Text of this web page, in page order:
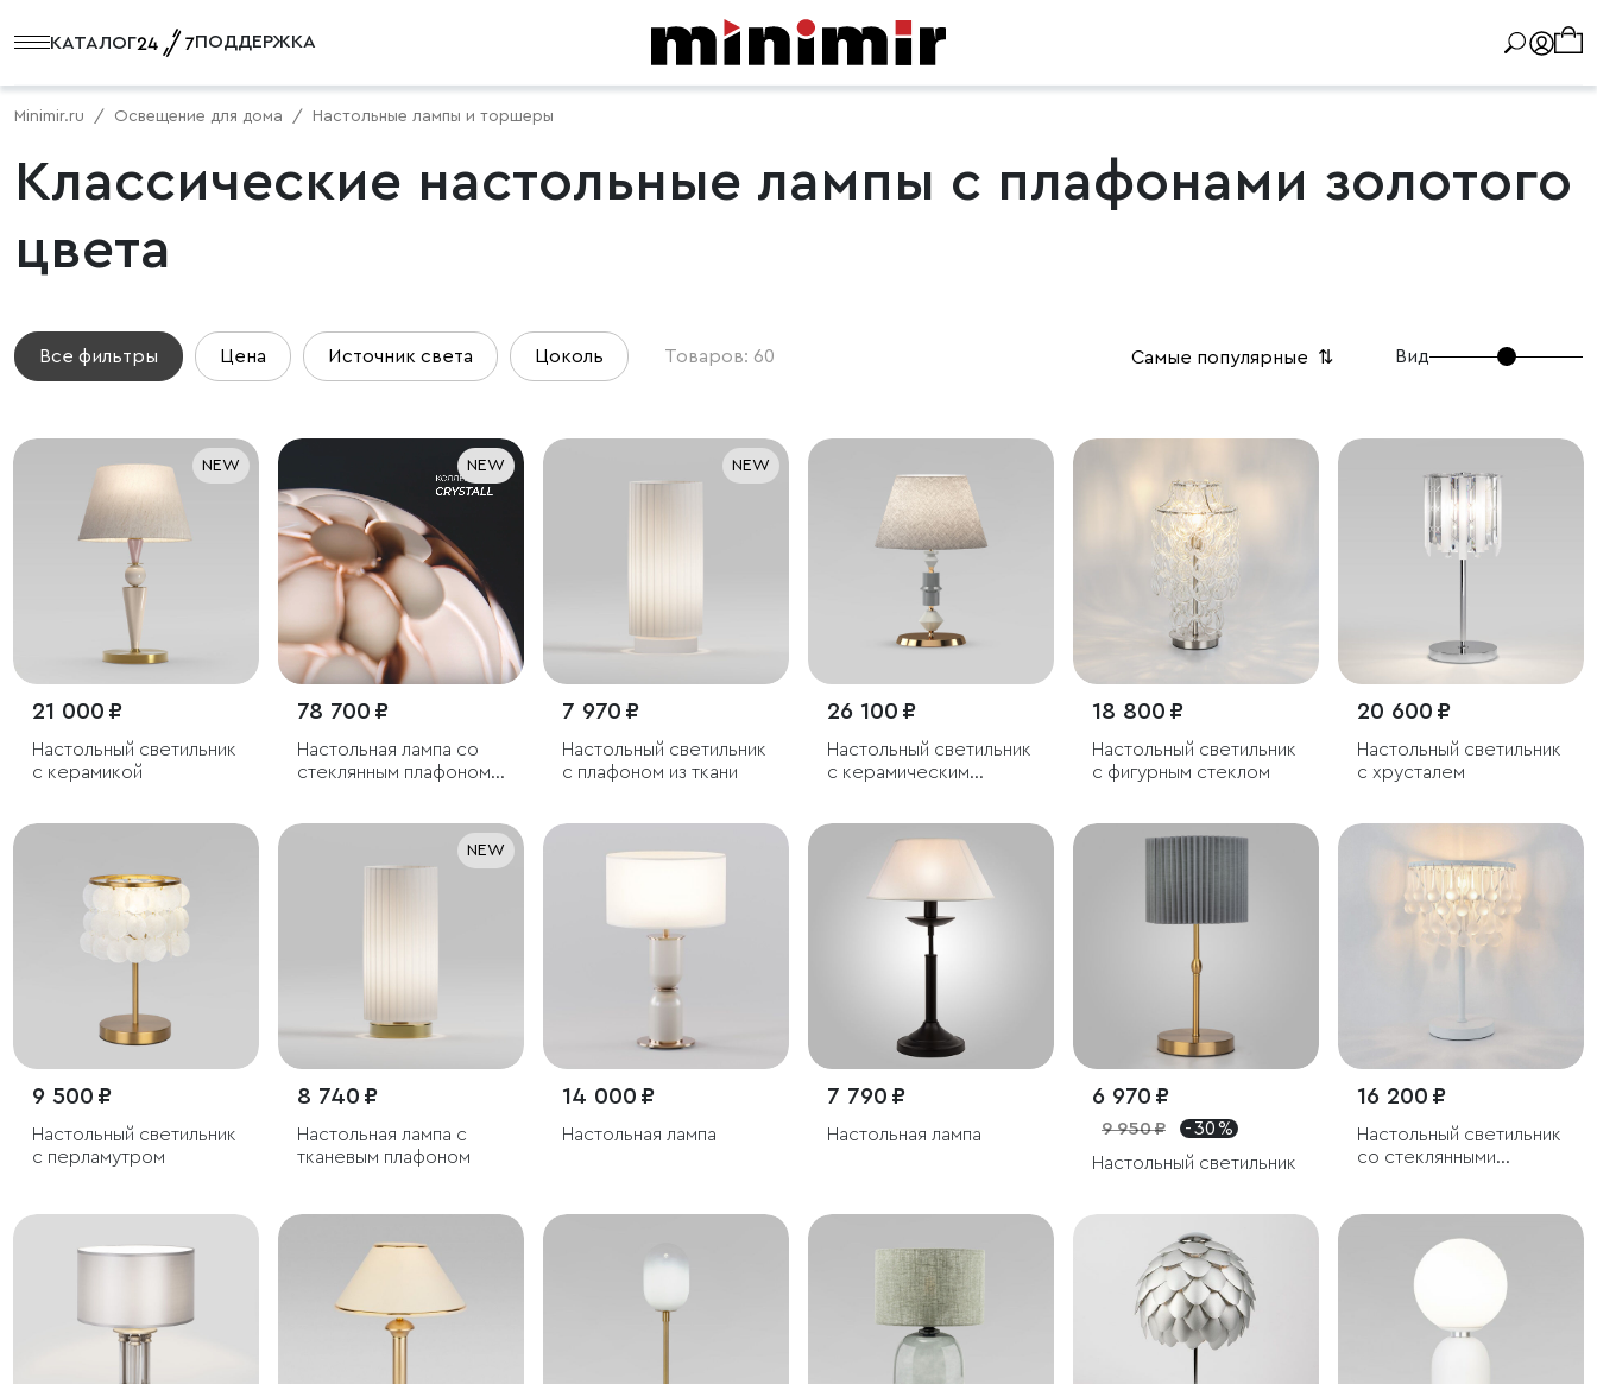
КАТАЛОГ ПОДДЕРЖКА
Minimir.ru Освещение для дома Настольные лампы и торшеры
Классические настольные лампы с плафонами золотого
цвета
Все фильтры Цена Источник света Цоколь Товаров: 60 Самые популярные ⇅ Вид
NEW
21 000 ₽
Настольный светильник
с керамикой
NEW
78 700 ₽
Настольная лампа со
стеклянным плафоном
NEW
7 970 ₽
Настольный светильник
с плафоном из ткани
26 100 ₽
Настольный светильник
с керамическим
18 800 ₽
Настольный светильник
с фигурным стеклом
20 600 ₽
Настольный светильник
с хрусталем
9 500 ₽
Настольный светильник
с перламутром
NEW
8 740 ₽
Настольная лампа с
тканевым плафоном
14 000 ₽
Настольная лампа
7 790 ₽
Настольная лампа
6 970 ₽
9 950 ₽
- 30 %
Настольный светильник
16 200 ₽
Настольный светильник
со стеклянными